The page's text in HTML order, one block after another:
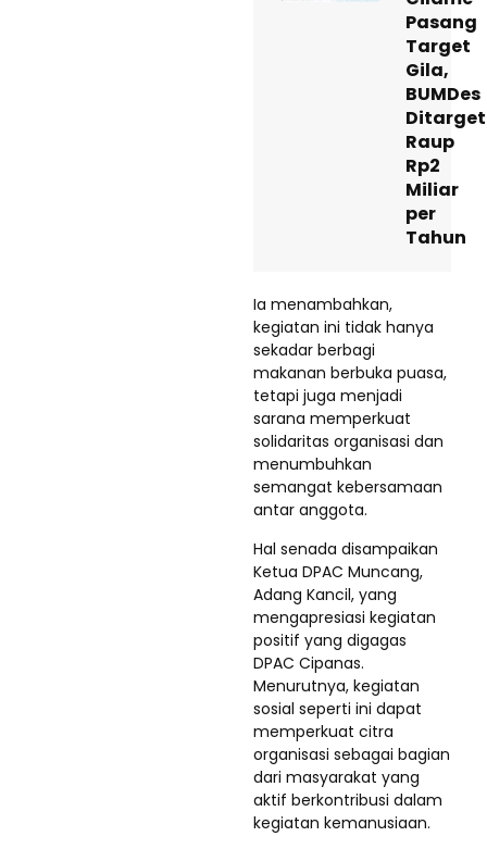
Pasang
Target
Gila,
BUMDes
Ditarget
Raup
Rp2
Miliar
per
Tahun
Ia menambahkan,
kegiatan ini tidak hanya
sekadar berbagi
makanan berbuka puasa,
tetapi juga menjadi
sarana memperkuat
solidaritas organisasi dan
menumbuhkan
semangat kebersamaan
antar anggota.
Hal senada disampaikan
Ketua DPAC Muncang,
Adang Kancil, yang
mengapresiasi kegiatan
positif yang digagas
DPAC Cipanas.
Menurutnya, kegiatan
sosial seperti ini dapat
memperkuat citra
organisasi sebagai bagian
dari masyarakat yang
aktif berkontribusi dalam
kegiatan kemanusiaan.